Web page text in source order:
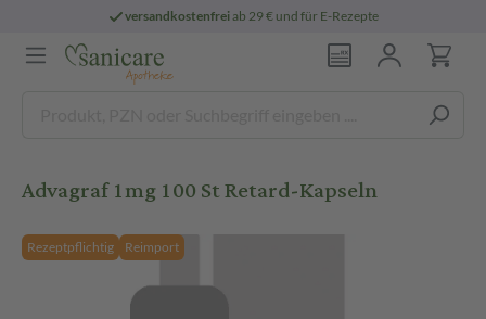
versandkostenfreiab 29 € und für E-Rezepte
Advagraf 1mg 100 St Retard-Kapseln
Rezeptpflichtig Reimport